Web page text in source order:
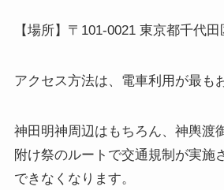
【場所】〒101-0021 東京都千代
アクセス方法は、電車利用が最も
神田明神周辺はもちろん、神輿渡
附け祭のルートで交通規制が実施
できなくなります。